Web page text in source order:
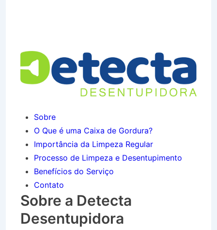
Sobre
O Que é uma Caixa de Gordura?
Importância da Limpeza Regular
Processo de Limpeza e Desentupimento
Benefícios do Serviço
Contato
Sobre a Detecta
Desentupidora